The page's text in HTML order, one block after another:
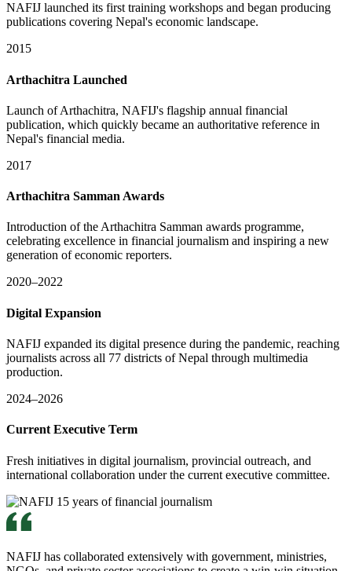
NAFIJ launched its first training workshops and began producing
publications covering Nepal's economic landscape.
2015
Arthachitra Launched
Launch of Arthachitra, NAFIJ's flagship annual financial
publication, which quickly became an authoritative reference in
Nepal's financial media.
2017
Arthachitra Samman Awards
Introduction of the Arthachitra Samman awards programme,
celebrating excellence in financial journalism and inspiring a new
generation of economic reporters.
2020–2022
Digital Expansion
NAFIJ expanded its digital presence during the pandemic, reaching
journalists across all 77 districts of Nepal through multimedia
production.
2024–2026
Current Executive Term
Fresh initiatives in digital journalism, provincial outreach, and
international collaboration under the current executive committee.
NAFIJ has collaborated extensively with government, ministries,